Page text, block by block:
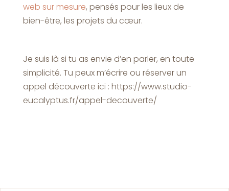
web sur mesure, pensés pour les lieux de
bien-être, les projets du cœur.
Je suis là si tu as envie d’en parler, en toute
simplicité. Tu peux m’écrire ou réserver un
appel découverte ici : https://www.studio-
eucalyptus.fr/appel-decouverte/